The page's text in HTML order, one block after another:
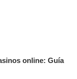
online: Guía